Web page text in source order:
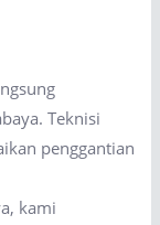
Teknisi
penggantian
kami